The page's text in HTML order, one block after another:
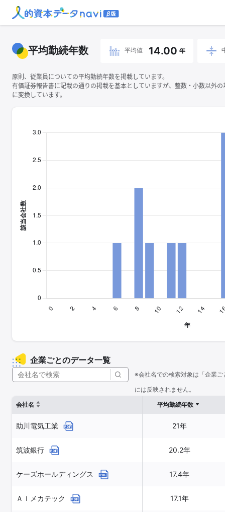
平均勤続年数 平均値 14.00 年
原則、従業員についての平均勤続年数を掲載しています。
有価証券報告書に記載の通りの掲載を基本としていますが、整数・小数以外
に変換しています。
企業ごとのデータ一覧
※会社名での検索対象は「企業
には反映されません。
会社名
平均勤続年数
助川電気工業 21年
筑波銀行 20.2年
ケーズホールディングス 17.4年
ＡＩメカテック 17.1年